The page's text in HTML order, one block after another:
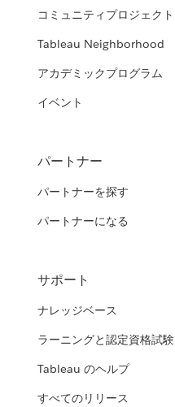
コミュニティプロジェクト
Tableau Neighborhood
アカデミックプログラム
イベント
パートナー
パートナーを探す
パートナーになる
サポート
ナレッジベース
ラーニングと認定資格試験
Tableau のヘルプ
すべてのリリース